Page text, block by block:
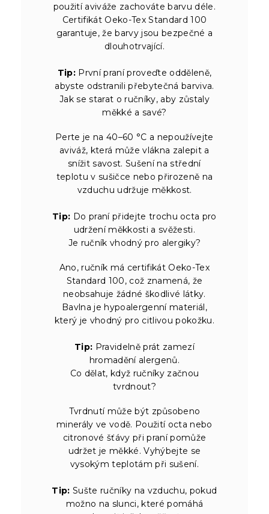
použití aviváže zachováte barvu déle.
Certifikát Oeko-Tex Standard 100
garantuje, že barvy jsou bezpečné a
dlouhotrvající.
Tip: První praní proveďte odděleně,
abyste odstranili přebytečná barviva.
Jak se starat o ručníky, aby zůstaly
měkké a savé?
Perte je na 40–60 °C a nepoužívejte
aviváž, která může vlákna zalepit a
snížit savost. Sušení na střední
teplotu v sušičce nebo přirozeně na
vzduchu udržuje měkkost.
Tip: Do praní přidejte trochu octa pro
udržení měkkosti a svěžesti.
Je ručník vhodný pro alergiky?
Ano, ručník má certifikát Oeko-Tex
Standard 100, což znamená, že
neobsahuje žádné škodlivé látky.
Bavlna je hypoalergenní materiál,
který je vhodný pro citlivou pokožku.
Tip: Pravidelně prát zamezí
hromadění alergenů.
Co dělat, když ručníky začnou
tvrdnout?
Tvrdnutí může být způsobeno
minerály ve vodě. Použití octa nebo
citronové šťávy při praní pomůže
udržet je měkké. Vyhýbejte se
vysokým teplotám při sušení.
Tip: Sušte ručníky na vzduchu, pokud
možno na slunci, které pomáhá